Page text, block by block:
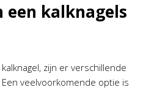
een kalknagels
zijn er verschillende
veelvoorkomende optie is